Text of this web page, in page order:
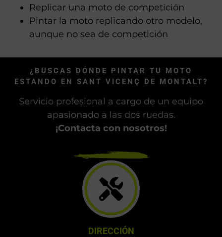
Replicar una moto de competición
Pintar la moto replicando otro modelo,
aunque no sea de competición
¿BUSCAS DÓNDE PINTAR TU MOTO
ESTANDO EN SANT VICENÇ DE MONTALT?
Servicio profesional a cargo de un equipo
apasionado a las dos ruedas.
¡Contacta con nosotros!
DIRECCIÓN